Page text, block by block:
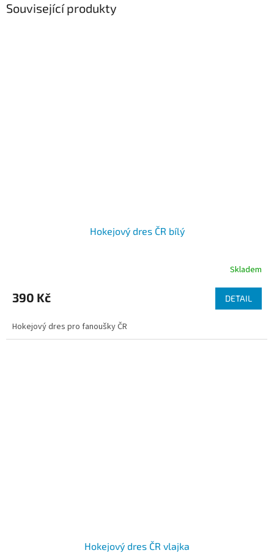
Související produkty
Hokejový dres ČR bílý
Skladem
390 Kč DETAIL
Hokejový dres pro fanoušky ČR
Hokejový dres ČR vlajka